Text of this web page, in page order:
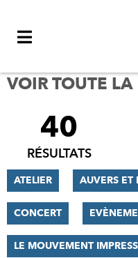
VOIR TOUTE
FILTRER
RÉSULTATS
40
RÉSULTATS
ATELIER AUVERS ET
CONCERT
LE MOUVEMENT